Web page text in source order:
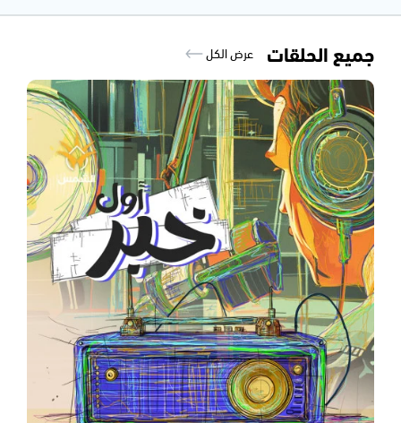
جميع الحلقات عرض الكل